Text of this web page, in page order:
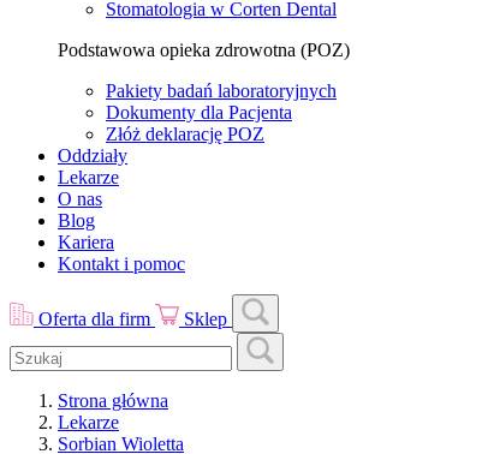
Stomatologia w Corten Dental
Podstawowa opieka zdrowotna (POZ)
Pakiety badań laboratoryjnych
Dokumenty dla Pacjenta
Złóż deklarację POZ
Oddziały
Lekarze
O nas
Blog
Kariera
Kontakt i pomoc
Oferta dla firm Sklep
Strona główna
Lekarze
Sorbian Wioletta